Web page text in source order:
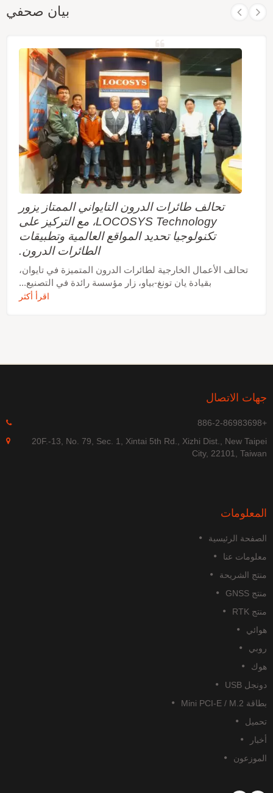
بيان صحفي
تحالف طائرات الدرون التايواني الممتاز يزور
LOCOSYS Technology، مع التركيز على
تكنولوجيا تحديد المواقع العالمية وتطبيقات
الطائرات الدرون.
تحالف الأعمال الخارجية لطائرات الدرون المتميزة في تايوان،
بقيادة يان تونغ-بياو، زار مؤسسة رائدة في التصنيع...
اقرأ أكثر
جهات الاتصال
+886-2-86983698
20F.-13, No. 79, Sec. 1, Xintai 5th Rd., Xizhi Dist., New Taipei
City, 22101, Taiwan
المعلومات
الصفحة الرئيسية
معلومات عنا
منتج الشريحة
منتج GNSS
منتج RTK
هوائي
روبي
هوك
دونجل USB
بطاقة Mini PCI-E / M.2
تحميل
أخبار
الموزعون